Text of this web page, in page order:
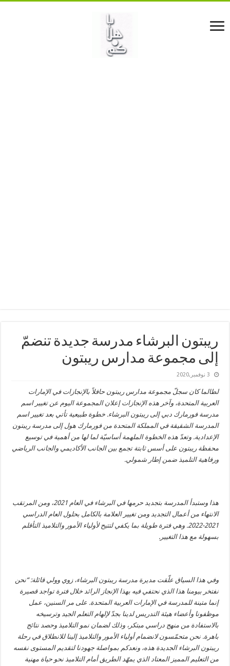
ريبتون البرشاء مدرسة جديدة تنضمّ
إلى مجموعة مدارس ريبتون
3 نوفمبر,2020
لطالما كان سجلّ مجموعة مدارس ريبتون حافلاً بالإنجازات في الإمارات
العربية المتحدة، وآخر هذه الإنجازات إعلان المجموعة اليوم عن تغيير اسم
مدرسة فورمارك دبي إلى ريبتون البرشاء. خطوة طبيعية تأتي بعد تغيير اسم
المدرسة الشقيقة في المملكة المتحدة من فورمارك هول إلى مدرسة ريبتون
الإعدادية. وتعدّ هذه الخطوة الملهمة أساسيّة لما لها من أهمية في توسيع
محفظة ريبتون على أسس ثابتة تجمع بين الجانب الأكاديمي والجانب الرياضي
ورفاهية التلميذ ضمن إطار شمولي.
هذا وستبدأ المدرسة بتجديد حرمها في البرشاء في العام 2021، ومن المرتقب
الانتهاء من أعمال التجديد ومن تغيير العلامة بالكامل بحلول العام الدراسي
2021-2022. وهي فترة طويلة بما يكفي لتتيح لأولياء الأمور والتلاميذ التأقلم
بسهولة مع هذا التغيير.
وفي هذا السياق علّقت مديرة مدرسة ريبتون البرشاء، زوي وولي قائلة: “نحن
نفتخر بيومنا هذا الذي نحتفي فيه بهذا الإنجاز الرائد خلال فترة تواجد قصيرة
إنما متينة للمدرسة في الإمارات العربية المتحدة. على مر السنين، عمل
موظفونا وأعضاء هيئة التدريس لدينا بجدّ لإلهام التعلم الجيد وترسيخه
بالاستفادة من منهج دراسي مبتكر، وذلك لضمان نمو التلاميذ وحصد نتائج
باهرة. نحن متحمّسون لانضمام أولياء الأمور والتلاميذ إلينا للانطلاق في رحلة
ريبتون البرشاء الجديدة هذه، ونعدكم بمواصلة جهودنا لتقديم المستوى نفسه
من التعليم المميز المعتاد الذي يمهّد الطريق أمام التلاميذ نحو حياة مهنية